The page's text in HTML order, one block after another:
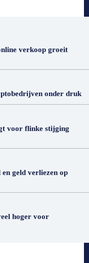
verkoop groeit
onder druk
voor flinke stijging
geld verliezen op
hoger voor